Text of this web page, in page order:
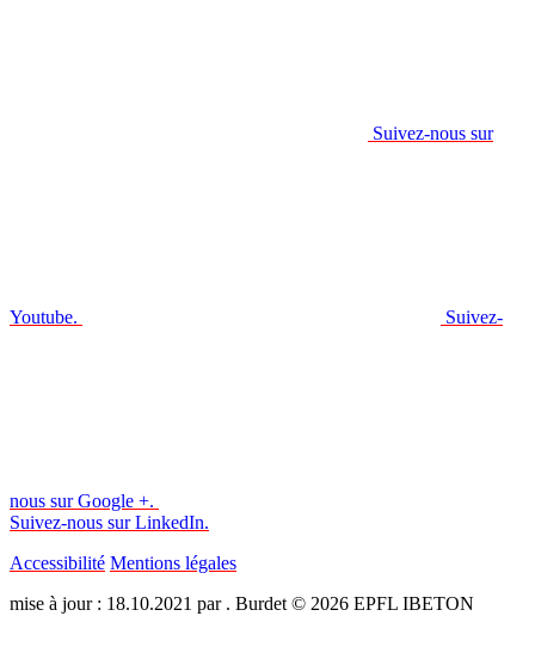
Suivez-nous sur
Youtube. Suivez-
nous sur Google +.
Suivez-nous sur LinkedIn.
Accessibilité Mentions légales
mise à jour : 18.10.2021 par . Burdet © 2026 EPFL IBETON